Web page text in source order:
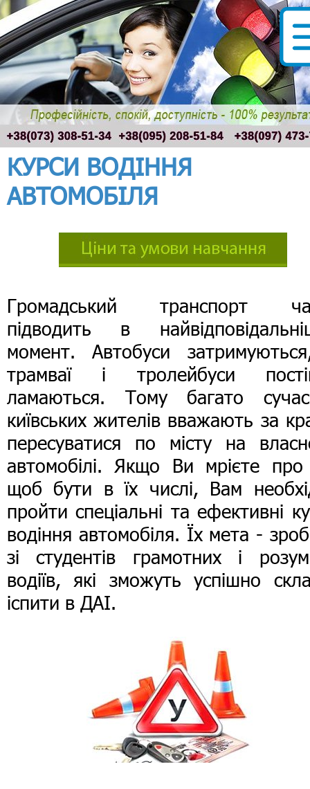
КУРСИ ВОДІННЯ
АВТОМОБІЛЯ
Громадський транспорт
підводить в
момент. Автобуси
трамваї і тролейбуси
ламаються. Тому багато
київських жителів вважають за
пересуватися по місту на
автомобілі. Якщо Ви мрієте
щоб бути в їх числі, Вам
пройти спеціальні та ефективні
водіння автомобіля. Їх мета -
зі студентів грамотних і
водіїв, які зможуть успішно
іспити в ДАІ.